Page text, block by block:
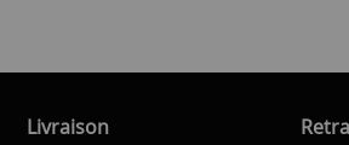
Livraison